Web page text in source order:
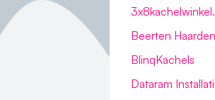
Beerten
BlinqKachels
Dataram